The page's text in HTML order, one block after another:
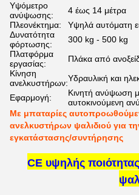
Υψόμετρο
ανύψωσης:
4 έως 14 μέτρα
Πλεονέκτημα:
Υψηλά αυτόματη
Δυνατότητα
φόρτωσης:
300 kg - 500 kg
Πλατφόρμα
εργασίας:
Πλάκα από
Κίνηση
ανελκυστήρων:Υδραυλική και
Εφαρμογή:
Κινητή ανύψωση
αυτοκινούμενη
Με μπαταρίες
ανελκυστήρων ψαλιδιού για
εγκατάστασης/συντήρησης
CE υψηλής